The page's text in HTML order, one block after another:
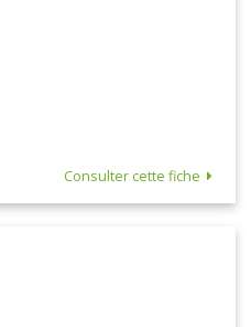
Consulter cette fiche